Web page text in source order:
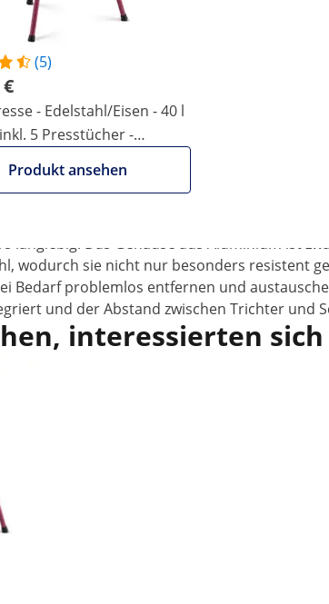
(5)
- Edelstahl/Eisen - 40 l
5 Presstücher -
Produkt ansehen
in nur einer Stunde
Mengen an Obst ohne Kraftaufwand
selbsthergestellte Säfte notwendigen
seinen technischen Daten
W und 2.800 U/min. Mit diesen Werten
der Nutzung dieses Gerätes müssen
Pflaume, Mirabelle usw.) sollte
Das Gehäuse aus Aluminium ist
wodurch sie nicht nur besonders resistent
Bedarf problemlos entfernen und
und der Abstand zwischen Trichter und
interessierten